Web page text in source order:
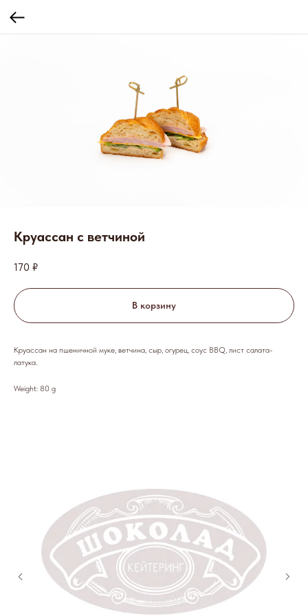
Круассан с ветчиной
170 ₽
В корзину
Круассан на пшеничной муке, ветчина, сыр, огурец, соус BBQ, лист салата-
латука.
Weight: 80 g